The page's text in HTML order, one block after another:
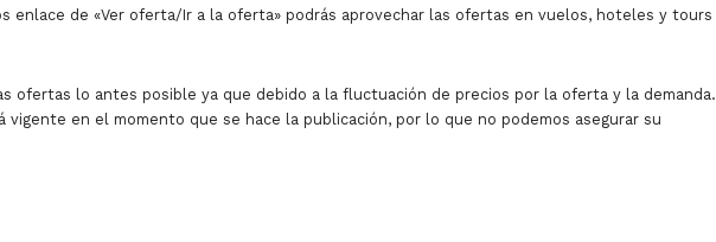
enlace de «Ver oferta/Ir a la oferta» podrás aprovechar las ofertas en vuelos, hoteles y tours
ofertas lo antes posible ya que debido a la fluctuación de precios por la oferta y la demanda.
vigente en el momento que se hace la publicación, por lo que no podemos asegurar su